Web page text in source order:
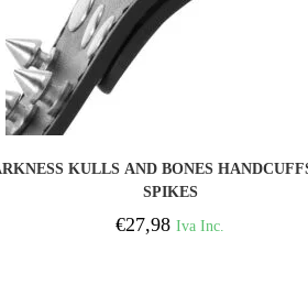
AND BONES HANDCUFFS WITH
SPIKES
€27,98 Iva Inc.